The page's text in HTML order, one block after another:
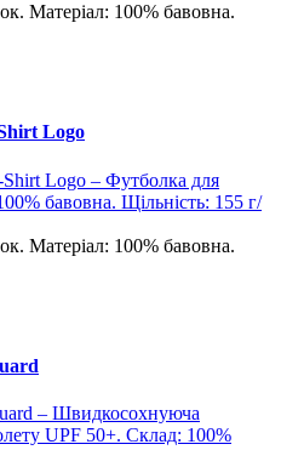
Матеріал: 100% бавовна.
Logo
Матеріал: 100% бавовна.